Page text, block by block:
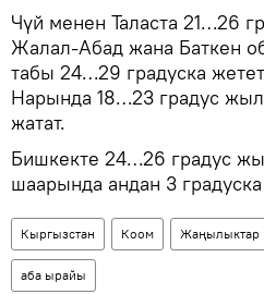
Чүй менен Таласта 21…26
Жалал-Абад жана Баткен
табы 24…29 градуска
Нарында 18…23 градус
жатат.
Бишкекте 24…26 градус
шаарында андан 3
Кыргызстан Коом Жаңылыктар
аба ырайы